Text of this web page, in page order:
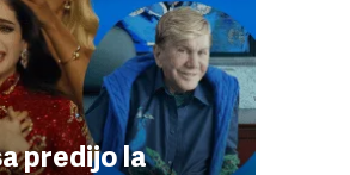
predijo la